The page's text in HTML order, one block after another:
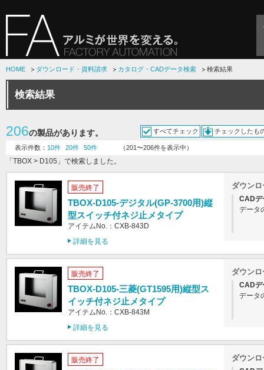
HOME ダウンロード・資料請求 カタログ・CADデータ検索 検索結果
検索結果
206の製品があります。 すべてチェック チェックしたも
表示件数： 10件 20件 50件 （201〜206件を表示中）
「TBOX > D105」で検索しました。
販売終了
TBOX-D105-デジタル(GP-3700用)縦
型スイッチ付ネジ止メタイプ
アイテムNo.：CXB-843D
詳細を見る
ダウンロ
CADデ
データ
販売終了
TBOX-D105-三菱(GT1595用)縦型ス
イッチ付ネジ止メタイプ
アイテムNo.：CXB-843M
詳細を見る
ダウンロ
CADデ
データ
販売終了 ダウンロ